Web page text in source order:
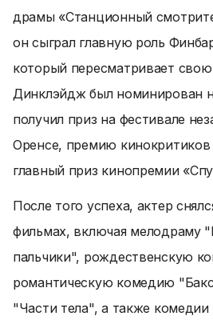
драмы «Станционный
он сыграл главную роль
который пересматривает
Динклэйдж был номинирован
получил приз на фестивале
Оренсе, премию
главный приз кинопремии
После того успеха, актер
фильмах, включая мелодраму
пальчики", рождественскую
романтическую комедию
"Части тела", а также